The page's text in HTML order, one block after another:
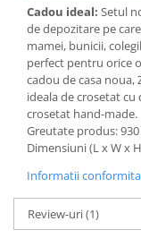
Cadou ideal: Setul
de depozitare pe
mamei, bunicii,
perfect pentru orice
cadou de casa noua,
ideala de crosetat
crosetat hand-made.
Greutate produs: 930
Dimensiuni (L x W x
Informatii
Review-uri(1)